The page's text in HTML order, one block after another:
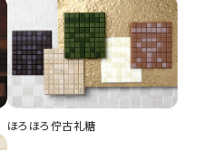
ま妓」4個入
ほろほろ佇古礼糖